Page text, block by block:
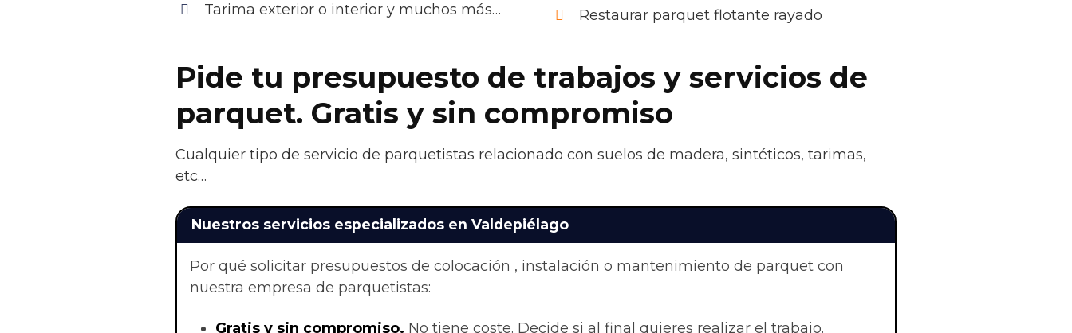
Tarima exterior o interior y muchos más…
Restaurar parquet flotante rayado
Pide tu presupuesto de trabajos y servicios de
parquet. Gratis y sin compromiso
Cualquier tipo de servicio de parquetistas relacionado con suelos de madera, sintéticos, tarimas,
etc…
Nuestros servicios especializados en Valdepiélago
Por qué solicitar presupuestos de colocación , instalación o mantenimiento de parquet con
nuestra empresa de parquetistas:
Gratis y sin compromiso. No tiene coste. Decide si al final quieres realizar el trabajo.